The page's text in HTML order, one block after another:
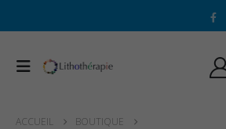
ACCUEIL
BOUTIQUE